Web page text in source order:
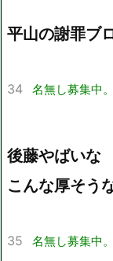
平山の謝罪ブ
34 名無し募集中。
後藤やばいな
こんな厚そう
35 名無し募集中。